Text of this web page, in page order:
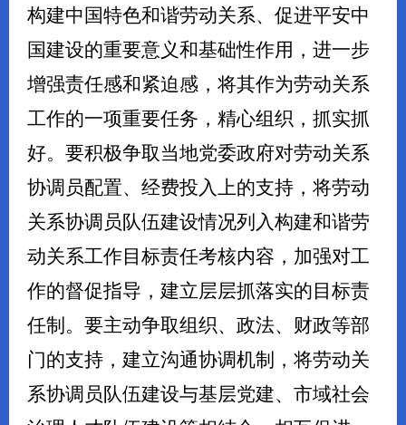
构建中国特色和谐劳动关系、促进平安中
国建设的重要意义和基础性作用，进一步
增强责任感和紧迫感，将其作为劳动关系
工作的一项重要任务，精心组织，抓实抓
好。要积极争取当地党委政府对劳动关系
协调员配置、经费投入上的支持，将劳动
关系协调员队伍建设情况列入构建和谐劳
动关系工作目标责任考核内容，加强对工
作的督促指导，建立层层抓落实的目标责
任制。要主动争取组织、政法、财政等部
门的支持，建立沟通协调机制，将劳动关
系协调员队伍建设与基层党建、市域社会